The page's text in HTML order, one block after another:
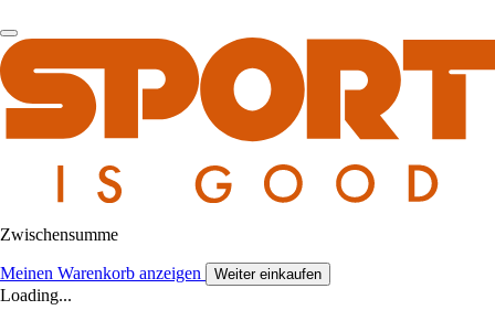
Zwischensumme
Meinen Warenkorb anzeigen Weiter einkaufen
Loading...